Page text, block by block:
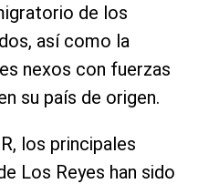
de los
así como la
nexos con fuerzas
su país de origen.
los principales
Los Reyes han sido